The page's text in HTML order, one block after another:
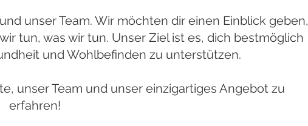
unser Team. Wir möchten dir einen Einblick geben,
tun, was wir tun. Unser Ziel ist es, dich bestmöglich
und Wohlbefinden zu unterstützen.
unser Team und unser einzigartiges Angebot zu
erfahren!